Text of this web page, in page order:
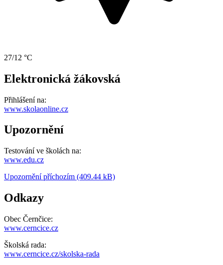
27/12 °C
Elektronická žákovská
Přihlášení na:
www.skolaonline.cz
Upozornění
Testování ve školách na:
www.edu.cz
Upozornění příchozím (409.44 kB)
Odkazy
Obec Černčice:
www.cerncice.cz
Školská rada:
www.cerncice.cz/skolska-rada